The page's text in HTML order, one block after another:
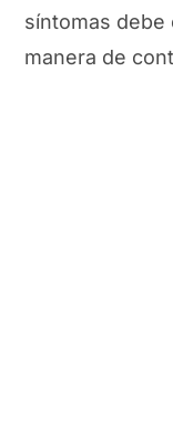
síntomas debe
manera de